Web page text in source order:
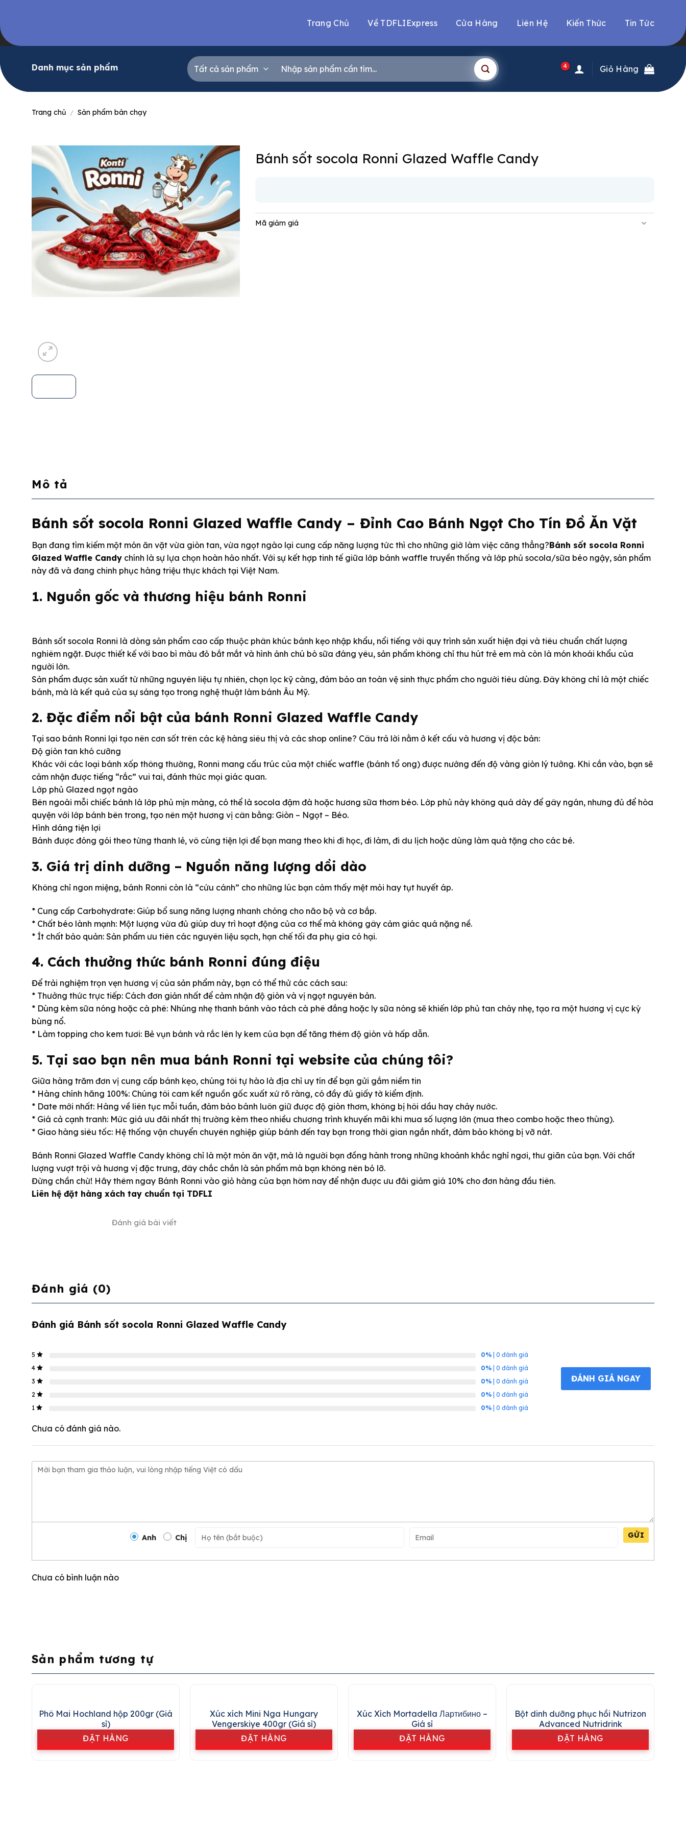
content
Trang Chủ Về TDFLIExpress Cửa Hàng Liên Hệ Kiến Thức Tin Tức
Danh mục sản phẩm
kiếm:
4 Giỏ Hàng
Trang chủ / Sản phẩm bán chạy
Bánh sốt socola Ronni Glazed Waffle Candy
Mã giảm giá
Mô tả
Bánh sốt socola Ronni Glazed Waffle Candy – Đỉnh Cao Bánh Ngọt Cho Tín Đồ Ăn Vặt
Bạn đang tìm kiếm một món ăn vặt vừa giòn tan, vừa ngọt ngào lại cung cấp năng lượng tức thì cho những giờ làm việc căng thẳng?Bánh sốt socola Ronni
Glazed Waffle Candy chính là sự lựa chọn hoàn hảo nhất. Với sự kết hợp tinh tế giữa lớp bánh waffle truyền thống và lớp phủ socola/sữa béo ngậy, sản phẩm
này đã và đang chinh phục hàng triệu thực khách tại Việt Nam.
1. Nguồn gốc và thương hiệu bánh Ronni
Bánh sốt socola Ronni là dòng sản phẩm cao cấp thuộc phân khúc bánh kẹo nhập khẩu, nổi tiếng với quy trình sản xuất hiện đại và tiêu chuẩn chất lượng
nghiêm ngặt. Được thiết kế với bao bì màu đỏ bắt mắt và hình ảnh chú bò sữa đáng yêu, sản phẩm không chỉ thu hút trẻ em mà còn là món khoái khẩu của
người lớn.
Sản phẩm được sản xuất từ những nguyên liệu tự nhiên, chọn lọc kỹ càng, đảm bảo an toàn vệ sinh thực phẩm cho người tiêu dùng. Đây không chỉ là một chiếc
bánh, mà là kết quả của sự sáng tạo trong nghệ thuật làm bánh Âu Mỹ.
2. Đặc điểm nổi bật của bánh Ronni Glazed Waffle Candy
Tại sao bánh Ronni lại tạo nên cơn sốt trên các kệ hàng siêu thị và các shop online? Câu trả lời nằm ở kết cấu và hương vị độc bản:
Độ giòn tan khó cưỡng
Khác với các loại bánh xốp thông thường, Ronni mang cấu trúc của một chiếc waffle (bánh tổ ong) được nướng đến độ vàng giòn lý tưởng. Khi cắn vào, bạn sẽ
cảm nhận được tiếng “rắc” vui tai, đánh thức mọi giác quan.
Lớp phủ Glazed ngọt ngào
Bên ngoài mỗi chiếc bánh là lớp phủ mịn màng, có thể là socola đậm đà hoặc hương sữa thơm béo. Lớp phủ này không quá dày để gây ngán, nhưng đủ để hòa
quyện với lớp bánh bên trong, tạo nên một hương vị cân bằng: Giòn – Ngọt – Béo.
Hình dáng tiện lợi
Bánh được đóng gói theo từng thanh lẻ, vô cùng tiện lợi để bạn mang theo khi đi học, đi làm, đi du lịch hoặc dùng làm quà tặng cho các bé.
3. Giá trị dinh dưỡng – Nguồn năng lượng dồi dào
Không chỉ ngon miệng, bánh Ronni còn là “cứu cánh” cho những lúc bạn cảm thấy mệt mỏi hay tụt huyết áp.
* Cung cấp Carbohydrate: Giúp bổ sung năng lượng nhanh chóng cho não bộ và cơ bắp.
* Chất béo lành mạnh: Một lượng vừa đủ giúp duy trì hoạt động của cơ thể mà không gây cảm giác quá nặng nề.
* Ít chất bảo quản: Sản phẩm ưu tiên các nguyên liệu sạch, hạn chế tối đa phụ gia có hại.
4. Cách thưởng thức bánh Ronni đúng điệu
Để trải nghiệm trọn vẹn hương vị của sản phẩm này, bạn có thể thử các cách sau:
* Thưởng thức trực tiếp: Cách đơn giản nhất để cảm nhận độ giòn và vị ngọt nguyên bản.
* Dùng kèm sữa nóng hoặc cà phê: Nhúng nhẹ thanh bánh vào tách cà phê đắng hoặc ly sữa nóng sẽ khiến lớp phủ tan chảy nhẹ, tạo ra một hương vị cực kỳ
bùng nổ.
* Làm topping cho kem tươi: Bẻ vụn bánh và rắc lên ly kem của bạn để tăng thêm độ giòn và hấp dẫn.
5. Tại sao bạn nên mua bánh Ronni tại website của chúng tôi?
Giữa hàng trăm đơn vị cung cấp bánh kẹo, chúng tôi tự hào là địa chỉ uy tín để bạn gửi gắm niềm tin
* Hàng chính hãng 100%: Chúng tôi cam kết nguồn gốc xuất xứ rõ ràng, có đầy đủ giấy tờ kiểm định.
* Date mới nhất: Hàng về liên tục mỗi tuần, đảm bảo bánh luôn giữ được độ giòn thơm, không bị hôi dầu hay chảy nước.
* Giá cả cạnh tranh: Mức giá ưu đãi nhất thị trường kèm theo nhiều chương trình khuyến mãi khi mua số lượng lớn (mua theo combo hoặc theo thùng).
* Giao hàng siêu tốc: Hệ thống vận chuyển chuyên nghiệp giúp bánh đến tay bạn trong thời gian ngắn nhất, đảm bảo không bị vỡ nát.
Bánh Ronni Glazed Waffle Candy không chỉ là một món ăn vặt, mà là người bạn đồng hành trong những khoảnh khắc nghỉ ngơi, thư giãn của bạn. Với chất
lượng vượt trội và hương vị đặc trưng, đây chắc chắn là sản phẩm mà bạn không nên bỏ lỡ.
Đừng chần chừ! Hãy thêm ngay Bánh Ronni vào giỏ hàng của bạn hôm nay để nhận được ưu đãi giảm giá 10% cho đơn hàng đầu tiên.
Liên hệ đặt hàng xách tay chuẩn tại TDFLI
Đánh giá bài viết
Đánh giá (0)
Đánh giá Bánh sốt socola Ronni Glazed Waffle Candy
5 0% | 0 đánh giá
4
0% | 0 đánh giá
3
0% | 0 đánh giá
2
0% | 0 đánh giá
1
0% | 0 đánh giá
ĐÁNH GIÁ NGAY
Chưa có đánh giá nào.
Anh Chị GỬI
Chưa có bình luận nào
Sản phẩm tương tự
Phô Mai Hochland hộp 200gr (Giá
sỉ)
ĐẶT HÀNG
Xúc xích Mini Nga Hungary
Vengerskiye 400gr (Giá sỉ)
ĐẶT HÀNG
Xúc Xích Mortadella Лартибино –
Giá sỉ
ĐẶT HÀNG
Bột dinh dưỡng phục hồi Nutrizon
Advanced Nutridrink
ĐẶT HÀNG